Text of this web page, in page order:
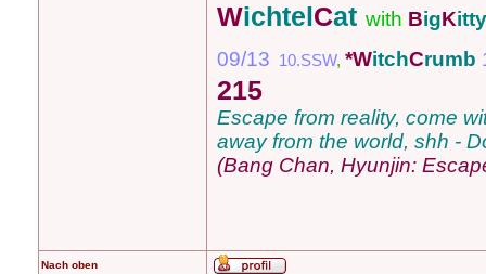
WichtelCat with BigKitty
09/13
10.SSW, *WitchCrumb
215
Escape from reality, come
away from the world, shh -
(Bang Chan, Hyunjin:
Nach oben